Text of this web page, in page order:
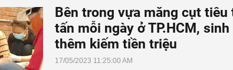
Bên trong vựa măng cụt tiêu
tấn mỗi ngày ở TP.HCM,
thêm kiếm tiền triệu
17/05/2023 11:25:00 AM